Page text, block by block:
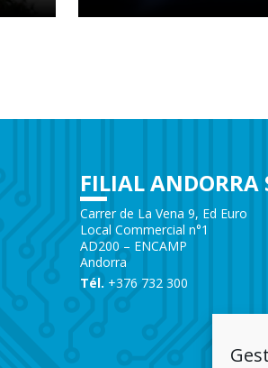
FILIAL ANDORRA
Carrer de La Vena 9, Ed Euro
Local Commercial n°1
AD200 – ENCAMP
Andorra
Tél. +376 732 300